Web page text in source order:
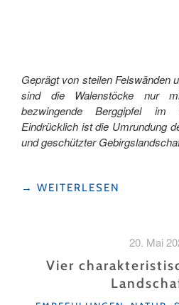
Geprägt von steilen Felswänden
sind die Walenstöcke nur
bezwingende Berggipfel
Eindrücklich ist die Umrundung
und geschützter
"UM
→ WEITERLESEN
20. Mai
Vier